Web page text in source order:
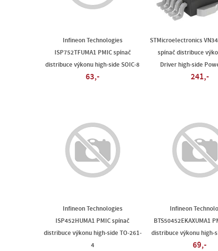
Infineon Technologies
ISP752TFUMA1 PMIC spínač
distribuce výkonu high-side SOIC-8
63,-
STMicroelectronics
spínač distribuce
Driver high-side
241,-
Infineon Technologies
ISP452HUMA1 PMIC spínač
distribuce výkonu high-side TO-261-
4
Infineon
BTS50452EKAXUMA1
distribuce výkonu high-
69,-